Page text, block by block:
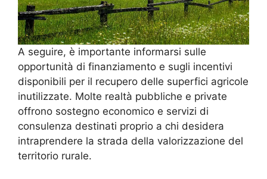
A seguire, è importante informarsi sulle
opportunità di finanziamento e sugli incentivi
disponibili per il recupero delle superfici agricole
inutilizzate. Molte realtà pubbliche e private
offrono sostegno economico e servizi di
consulenza destinati proprio a chi desidera
intraprendere la strada della valorizzazione del
territorio rurale.